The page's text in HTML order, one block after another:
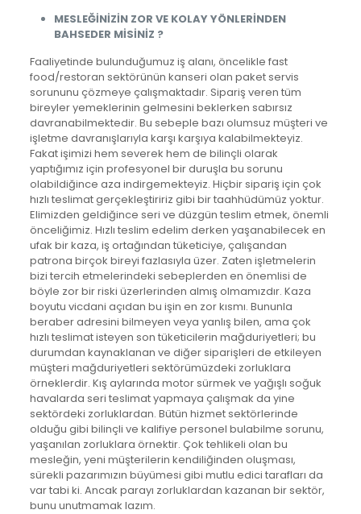
MESLEĞİNİZİN ZOR VE KOLAY YÖNLERİNDEN
BAHSEDER MİSİNİZ ?
Faaliyetinde bulunduğumuz iş alanı, öncelikle fast
food/restoran sektörünün kanseri olan paket servis
sorununu çözmeye çalışmaktadır. Sipariş veren tüm
bireyler yemeklerinin gelmesini beklerken sabırsız
davranabilmektedir. Bu sebeple bazı olumsuz müşteri ve
işletme davranışlarıyla karşı karşıya kalabilmekteyiz.
Fakat işimizi hem severek hem de bilinçli olarak
yaptığımız için profesyonel bir duruşla bu sorunu
olabildiğince aza indirgemekteyiz. Hiçbir sipariş için çok
hızlı teslimat gerçekleştiririz gibi bir taahhüdümüz yoktur.
Elimizden geldiğince seri ve düzgün teslim etmek, önemli
önceliğimiz. Hızlı teslim edelim derken yaşanabilecek en
ufak bir kaza, iş ortağından tüketiciye, çalışandan
patrona birçok bireyi fazlasıyla üzer. Zaten işletmelerin
bizi tercih etmelerindeki sebeplerden en önemlisi de
böyle zor bir riski üzerlerinden almış olmamızdır. Kaza
boyutu vicdani açıdan bu işin en zor kısmı. Bununla
beraber adresini bilmeyen veya yanlış bilen, ama çok
hızlı teslimat isteyen son tüketicilerin mağduriyetleri; bu
durumdan kaynaklanan ve diğer siparişleri de etkileyen
müşteri mağduriyetleri sektörümüzdeki zorluklara
örneklerdir. Kış aylarında motor sürmek ve yağışlı soğuk
havalarda seri teslimat yapmaya çalışmak da yine
sektördeki zorluklardan. Bütün hizmet sektörlerinde
olduğu gibi bilinçli ve kalifiye personel bulabilme sorunu,
yaşanılan zorluklara örnektir. Çok tehlikeli olan bu
mesleğin, yeni müşterilerin kendiliğinden oluşması,
sürekli pazarımızın büyümesi gibi mutlu edici tarafları da
var tabi ki. Ancak parayı zorluklardan kazanan bir sektör,
bunu unutmamak lazım.